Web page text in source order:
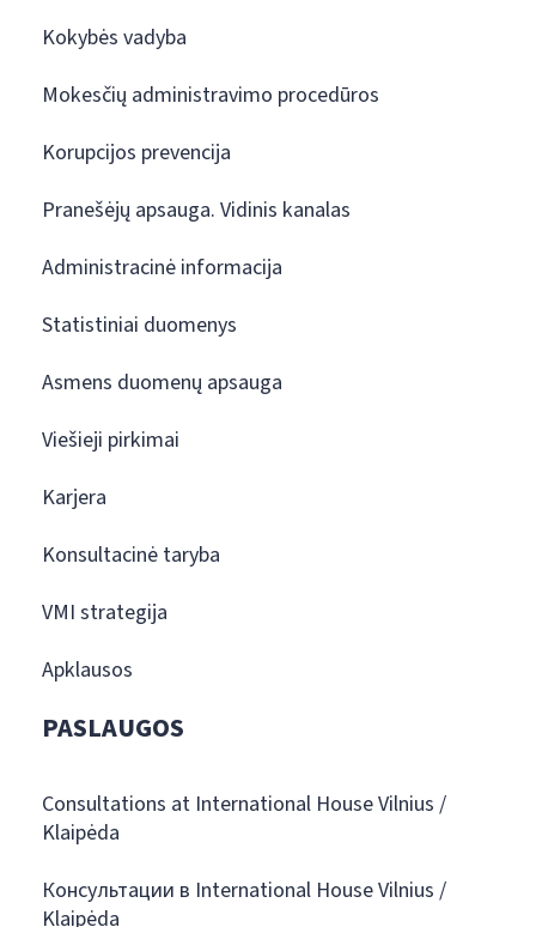
Kokybės vadyba
Mokesčių administravimo procedūros
Korupcijos prevencija
Pranešėjų apsauga. Vidinis kanalas
Administracinė informacija
Statistiniai duomenys
Asmens duomenų apsauga
Viešieji pirkimai
Karjera
Konsultacinė taryba
VMI strategija
Apklausos
PASLAUGOS
Consultations at International House Vilnius /
Klaipėda
Консультации в International House Vilnius /
Klaipėda